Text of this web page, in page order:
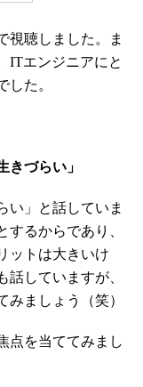
視聴しました。ま
ITエンジニアにと
した。
きづらい」
い」と話していま
るからであり、
ットは大きいけ
話していますが、
ましょう（笑）
点を当ててみまし